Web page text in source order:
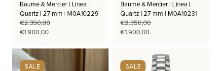
Baume & Mercier | Linea |
Quartz | 27 mm | M0A10229
€2.350,00
Oorspronkelijke
was:
€2.350,00.
€1.900,00Huidige
is:
Baume & Mercier | Linea |
Quartz | 27 mm | M0A10231
€2.350,00
Oorspronkelijke
€2.350,00.
€1.900,00Huidige
€1.900,00.
SALE SALE